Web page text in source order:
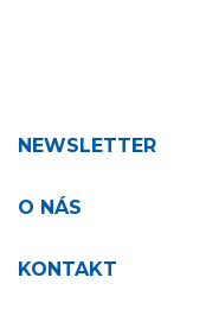
NEWSLETTER
O NÁS
KONTAKT